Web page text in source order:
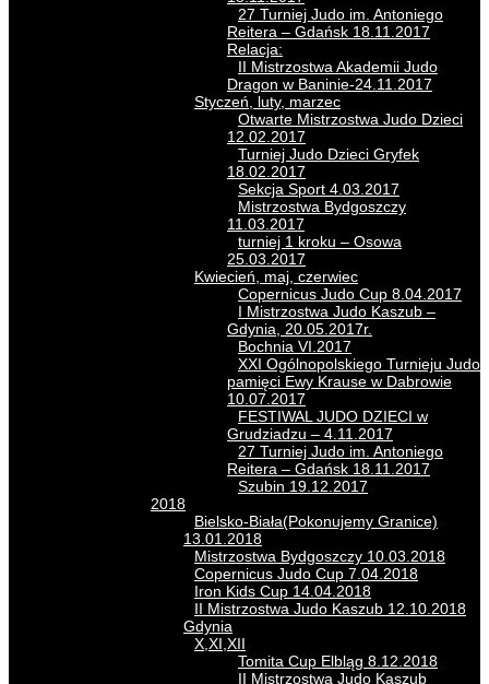
27 Turniej Judo im. Antoniego
Reitera – Gdańsk 18.11.2017
Relacja:
II Mistrzostwa Akademii Judo
Dragon w Baninie-24.11.2017
Styczeń, luty, marzec
Otwarte Mistrzostwa Judo Dzieci
12.02.2017
Turniej Judo Dzieci Gryfek
18.02.2017
Sekcja Sport 4.03.2017
Mistrzostwa Bydgoszczy
11.03.2017
turniej 1 kroku – Osowa
25.03.2017
Kwiecień, maj, czerwiec
Copernicus Judo Cup 8.04.2017
I Mistrzostwa Judo Kaszub –
Gdynia, 20.05.2017r.
Bochnia VI.2017
XXI Ogólnopolskiego Turnieju Judo
pamięci Ewy Krause w Dabrowie
10.07.2017
FESTIWAL JUDO DZIECI w
Grudziadzu – 4.11.2017
27 Turniej Judo im. Antoniego
Reitera – Gdańsk 18.11.2017
Szubin 19.12.2017
2018
Bielsko-Biała(Pokonujemy Granice)
13.01.2018
Mistrzostwa Bydgoszczy 10.03.2018
Copernicus Judo Cup 7.04.2018
Iron Kids Cup 14.04.2018
II Mistrzostwa Judo Kaszub 12.10.2018
Gdynia
X,XI,XII
Tomita Cup Elbląg 8.12.2018
II Mistrzostwa Judo Kaszub